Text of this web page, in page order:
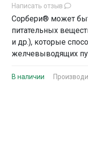
Написать отзыв
Cорбери® может
питательных
и др.), которые
желчевыводящих
В наличии